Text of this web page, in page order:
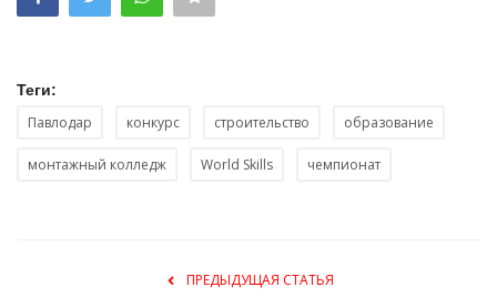
Теги:
Павлодар конкурс строительство образование
монтажный колледж World Skills чемпионат
ПРЕДЫДУЩАЯ СТАТЬЯ